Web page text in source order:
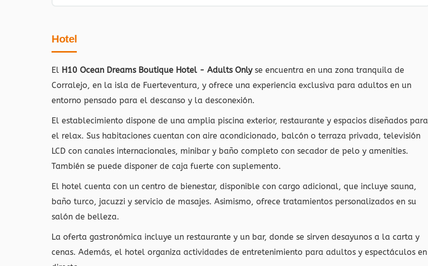
Hotel
El H10 Ocean Dreams Boutique Hotel - Adults Onlyse encuentra en una zona tranquila de
Corralejo, en la isla de Fuerteventura, y ofrece una experiencia exclusiva para adultos en un
entorno pensado para el descanso y la desconexión.
El establecimiento dispone de una amplia piscina exterior, restaurante y espacios diseñados para
el relax. Sus habitaciones cuentan con aire acondicionado, balcón o terraza privada, televisión
LCD con canales internacionales, minibar y baño completo con secador de pelo y amenities.
También se puede disponer de caja fuerte con suplemento.
El hotel cuenta con un centro de bienestar, disponible con cargo adicional, que incluye sauna,
baño turco, jacuzzi y servicio de masajes. Asimismo, ofrece tratamientos personalizados en su
salón de belleza.
La oferta gastronómica incluye un restaurante y un bar, donde se sirven desayunos a la carta y
cenas. Además, el hotel organiza actividades de entretenimiento para adultos y espectáculos en